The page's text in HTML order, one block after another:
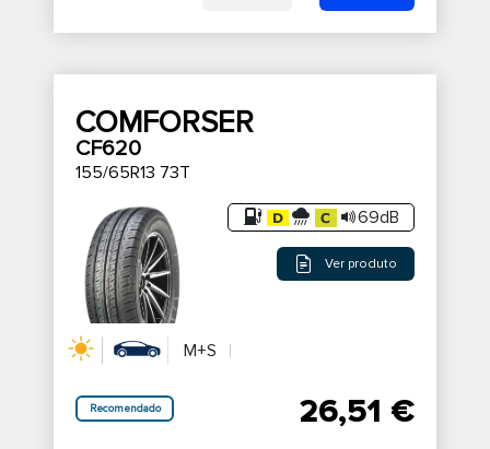
COMFORSER
CF620
155/65R13 73T
69dB
Ver produto
M+S
Recomendado 26,51 €